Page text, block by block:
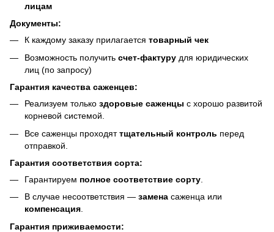
лицам
Документы:
К каждому заказу прилагается товарный чек
Возможность получить счет-фактуру для юридических
лиц (по запросу)
Гарантия качества саженцев:
Реализуем только здоровые саженцы с хорошо развитой
корневой системой.
Все саженцы проходяттщательный контроль перед
отправкой.
Гарантия соответствия сорта:
Гарантируем полное соответствие сорту
В случае несоответствия — замена саженца или
компенсация.
Гарантия приживаемости: